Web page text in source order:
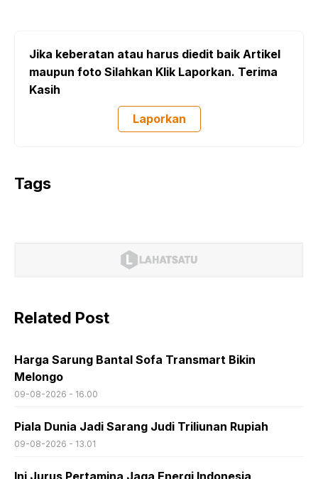
Jika keberatan atau harus diedit baik Artikel
maupun foto Silahkan Klik Laporkan. Terima
Kasih
Laporkan
Tags
Related Post
Harga Sarung Bantal Sofa Transmart Bikin
Melongo
09-08-2026 - 16.00
Piala Dunia Jadi Sarang Judi Triliunan Rupiah
09-08-2026 - 13.01